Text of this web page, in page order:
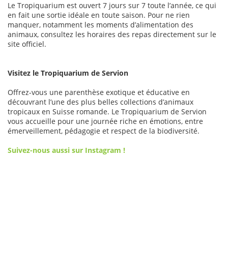
Le Tropiquarium est ouvert 7 jours sur 7 toute l’année, ce qui
en fait une sortie idéale en toute saison. Pour ne rien
manquer, notamment les moments d’alimentation des
animaux, consultez les horaires des repas directement sur le
site officiel.
Visitez le Tropiquarium de Servion
Offrez-vous une parenthèse exotique et éducative en
découvrant l’une des plus belles collections d’animaux
tropicaux en Suisse romande. Le Tropiquarium de Servion
vous accueille pour une journée riche en émotions, entre
émerveillement, pédagogie et respect de la biodiversité.
Suivez-nous aussi sur Instagram !